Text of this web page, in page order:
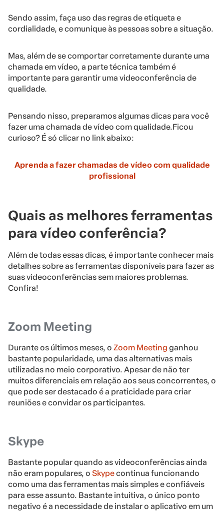
Sendo assim, faça uso das regras de etiqueta e
cordialidade, e comunique às pessoas sobre a situação.
Mas, além de se comportar corretamente durante uma
chamada em vídeo, a parte técnica também é
importante para garantir uma videoconferência de
qualidade.
Pensando nisso, preparamos algumas dicas para você
fazer uma chamada de vídeo com qualidade.Ficou
curioso? É só clicar no link abaixo:
Aprenda a fazer chamadas de vídeo com qualidade
profissional
Quais as melhores ferramentas
para vídeo conferência?
Além de todas essas dicas, é importante conhecer mais
detalhes sobre as ferramentas disponíveis para fazer as
suas videoconferências sem maiores problemas.
Confira!
Zoom Meeting
Durante os últimos meses, o Zoom Meeting ganhou
bastante popularidade, uma das alternativas mais
utilizadas no meio corporativo. Apesar de não ter
muitos diferenciais em relação aos seus concorrentes, o
que pode ser destacado é a praticidade para criar
reuniões e convidar os participantes.
Skype
Bastante popular quando as videoconferências ainda
não eram populares, o Skypecontinua funcionando
como uma das ferramentas mais simples e confiáveis
para esse assunto. Bastante intuitiva, o único ponto
negativo é a necessidade de instalar o aplicativo em um